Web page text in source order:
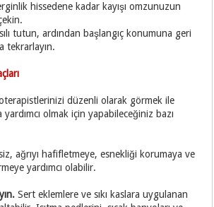
hissedene kadar kayışı omzunuzun
tutun, ardından başlangıç konumuna geri
tekrarlayın.
düzenli olarak görmek ile
olmak için yapabileceğiniz bazı
ağrıyı hafifletmeye, esnekliği korumaya ve
yardımcı olabilir.
Sert eklemlere ve sıkı kaslara uygulanan